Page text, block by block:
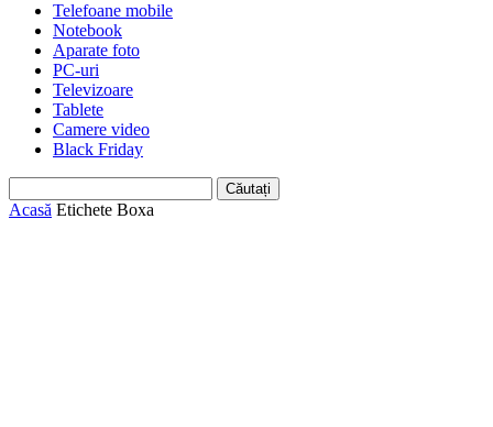
Telefoane mobile
Notebook
Aparate foto
PC-uri
Televizoare
Tablete
Camere video
Black Friday
Acasă Etichete Boxa